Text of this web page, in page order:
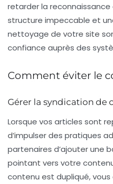
retarder la reconnaissance
structure impeccable et
nettoyage de votre site
confiance auprès des
Comment éviter le
Gérer la syndication de
Lorsque vos articles sont
d’impulser des pratiques
partenaires d’ajouter une
pointant vers votre
contenu est dupliqué, vous